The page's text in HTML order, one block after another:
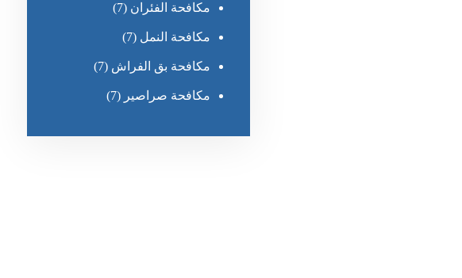
مكافحة الفئران (7)
مكافحة النمل (7)
مكافحة بق الفراش (7)
مكافحة صراصير (7)